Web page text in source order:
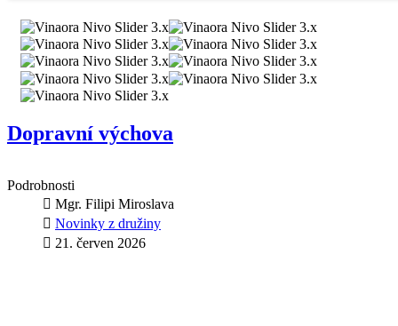
Dopravní výchova
Podrobnosti
Mgr. Filipi Miroslava
Novinky z družiny
21. červen 2026